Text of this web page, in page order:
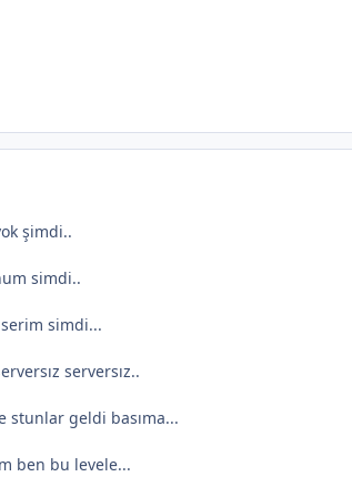
şimdi..
simdi..
simdi...
serversız..
stunlar geldi basıma...
ben bu levele...